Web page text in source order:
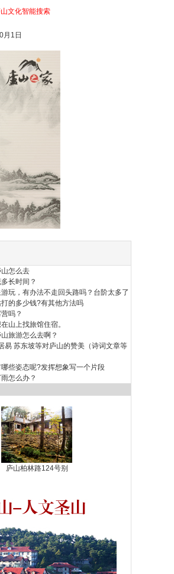
文化智能搜索
月1日
怎么去
长时间？
玩，有办法不走回头路吗？台阶太多了
的多少钱?有其他方法吗
吗？
山上找旅馆住宿。
旅游怎么去啊？
易 苏东坡等对庐山的赞美（诗词文章等
些姿态呢?发挥想象写一个片段
怎么办？
庐山柏林路124号别